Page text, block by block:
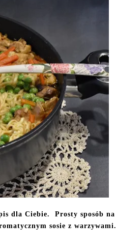
dla Ciebie. Prosty sposób na
sosie z warzywami.